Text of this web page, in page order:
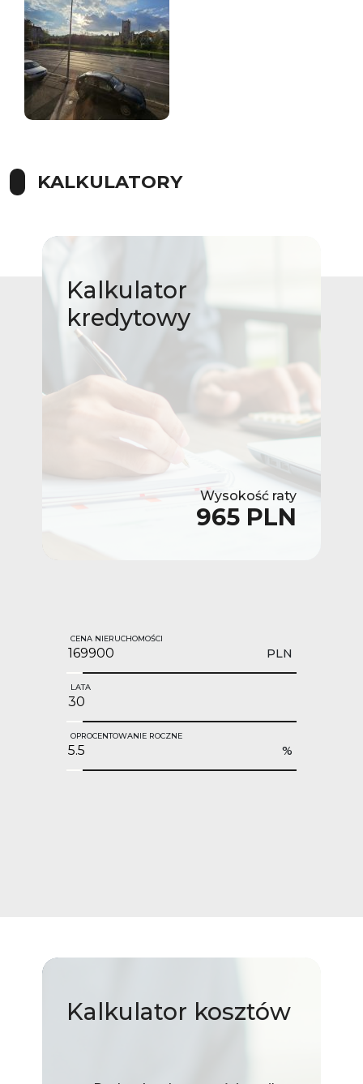
KALKULATORY
Kalkulator
kredytowy
Wysokość raty
965 PLN
CENA NIERUCHOMOŚCI
PLN
LATA
OPROCENTOWANIE ROCZNE
%
Kalkulator kosztów